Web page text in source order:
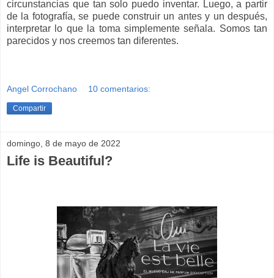
circunstancias que tan solo puedo inventar. Luego, a partir
de la fotografía, se puede construir un antes y un después,
interpretar lo que la toma simplemente señala. Somos tan
parecidos y nos creemos tan diferentes.
Angel Corrochano 10 comentarios:
Compartir
domingo, 8 de mayo de 2022
Life is Beautiful?